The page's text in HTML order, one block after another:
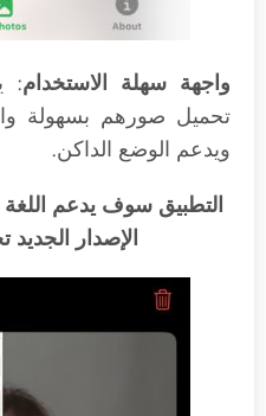
واجهة سهلة الاستخدام:
تحميل صورهم بسهولة
ويدعم الوضع الداكن.
التطبيق سوف يدعم اللغة
الإصدار